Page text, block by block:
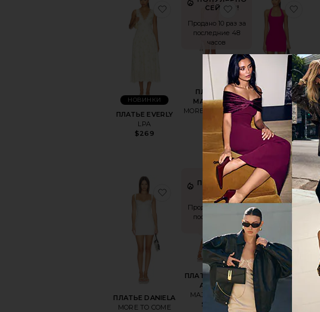
ПЛАТЬЕ EVERLY
LPA
$269
НОВИНКИ
избранноеПЛАТЬЕ EVERLY
СЕЙЧАС!
Продано 10 раз за
последние 48
часов
ПЛАТЬЕ
MARTINA
MORE TO COME
МИНИ ПЛАТЬЕ
SAMANTHA
LSPACE
$123
ПЛАТЬЕ DANIELA
MORE TO COME
избранноеПЛАТЬЕ DANIELA
ПОПУЛЯРНО
СЕЙЧАС!
Продано 15 раз за
последние 48
ПЛАТЬЕ DAZE
AWAY
MAJORELLE
$168
избранноеПЛАТЬЕ
ПОПУЛЯРНО
Продано 16 раз за
последние 48
часов
ПЛАТЬЕ AMINA
superdown